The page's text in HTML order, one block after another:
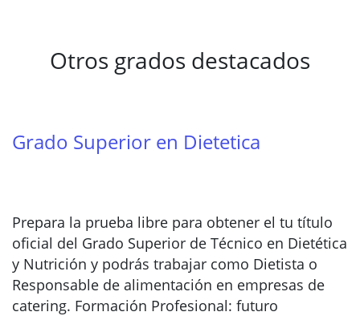
Otros grados destacados
Grado Superior en Dietetica
Prepara la prueba libre para obtener el tu título
oficial del Grado Superior de Técnico en Dietética
y Nutrición y podrás trabajar como Dietista o
Responsable de alimentación en empresas de
catering. Formación Profesional: futuro